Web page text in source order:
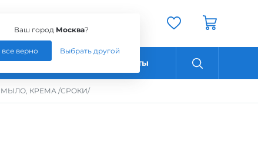
Ваш город Москва?
все верно Выбрать другой
Оплата Контакты
МЫЛО, КРЕМА /СРОКИ/